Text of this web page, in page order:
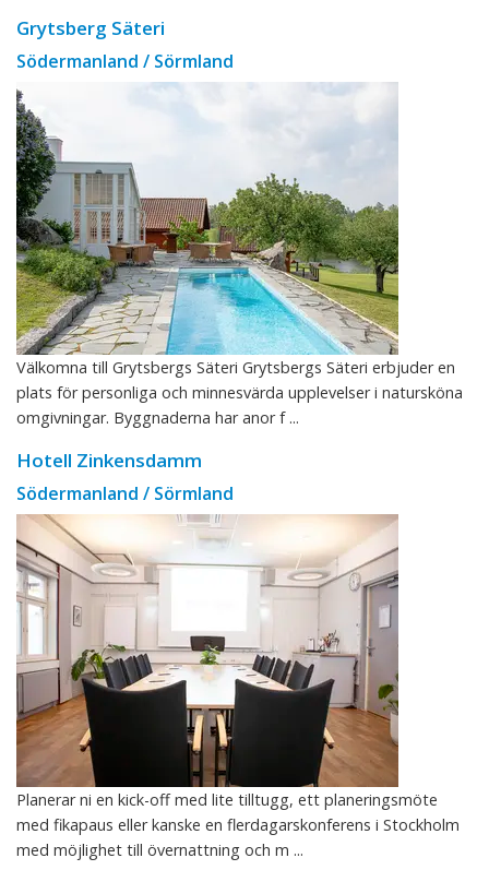
Grytsberg Säteri
Södermanland / Sörmland
Välkomna till Grytsbergs Säteri Grytsbergs Säteri erbjuder en
plats för personliga och minnesvärda upplevelser i natursköna
omgivningar. Byggnaderna har anor f ...
Hotell Zinkensdamm
Södermanland / Sörmland
Planerar ni en kick-off med lite tilltugg, ett planeringsmöte
med fikapaus eller kanske en flerdagarskonferens i Stockholm
med möjlighet till övernattning och m ...